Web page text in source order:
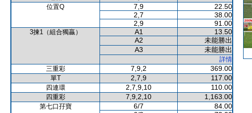
位置Q 7,9
22.50
2,7
38.00
2,9
91.00
3揀1（組合獨贏） A1
13.50
A2
未能勝出
A3
未能勝出
詳情
三重彩
7,9,2 369.00
單T 2,7,9 117.00
四連環 2,7,9,10 110.00
四重彩 7,9,2,10 1,163.00
第七口孖寶 6/7
84.00